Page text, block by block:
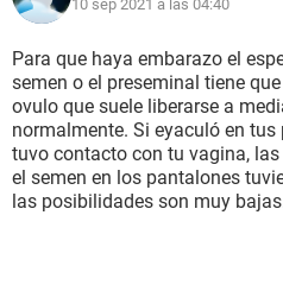
10 sep 2021 a las 04:40
Para que haya embarazo el
semen o el preseminal tiene
ovulo que suele liberarse a
normalmente. Si eyaculó en
tuvo contacto con tu vagina,
el semen en los pantalones
las posibilidades son muy